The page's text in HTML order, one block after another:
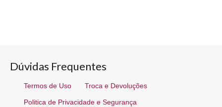
Dúvidas Frequentes
Termos de Uso Troca e Devoluções
Politica de Privacidade e Segurança